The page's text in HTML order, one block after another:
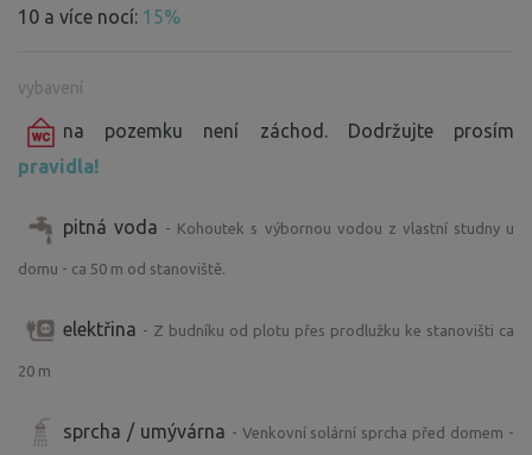
10 a více nocí: 15%
vybavení
na pozemku není záchod. Dodržujte prosím
pravidla!
pitná voda - Kohoutek s výbornou vodou z vlastní studny u
domu - ca 50 m od stanoviště.
elektřina - Z budníku od plotu přes prodlužku ke stanovišti ca
20 m
sprcha / umývárna - Venkovní solární sprcha před domem -